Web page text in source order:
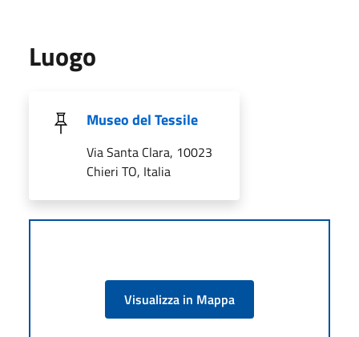
Luogo
Museo del Tessile
Via Santa Clara, 10023
Chieri TO, Italia
Visualizza in Mappa